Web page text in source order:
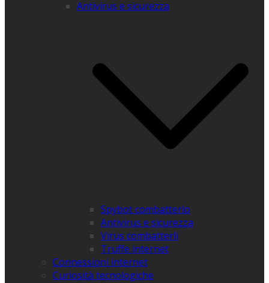
Antivirus e sicurezza
Spybot combatterlo
Antivirus e sicurezza
Virus combatterli
Truffe internet
Connessioni internet
Curiosità tecnologiche